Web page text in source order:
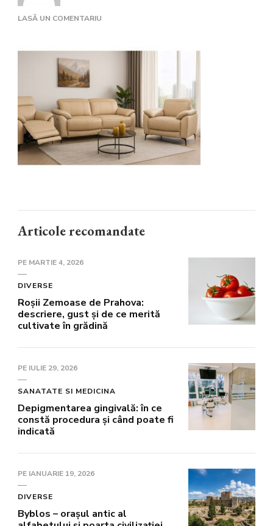
LASĂ UN COMENTARIU
Articole recomandate
PE MARTIE 4, 2026
DIVERSE
Roșii Zemoase de Prahova:
descriere, gust și de ce merită
cultivate în grădină
PE IULIE 29, 2026
SANATATE SI MEDICINA
Depigmentarea gingivală: în ce
constă procedura și când poate fi
indicată
PE IANUARIE 19, 2026
DIVERSE
Byblos – orașul antic al